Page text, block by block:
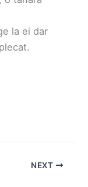
la ei dar
ar
NEXT